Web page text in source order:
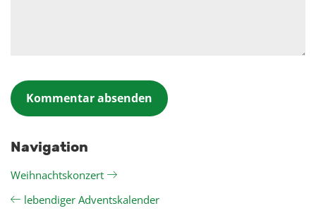
Navigation
Weihnachtskonzert
lebendiger Adventskalender